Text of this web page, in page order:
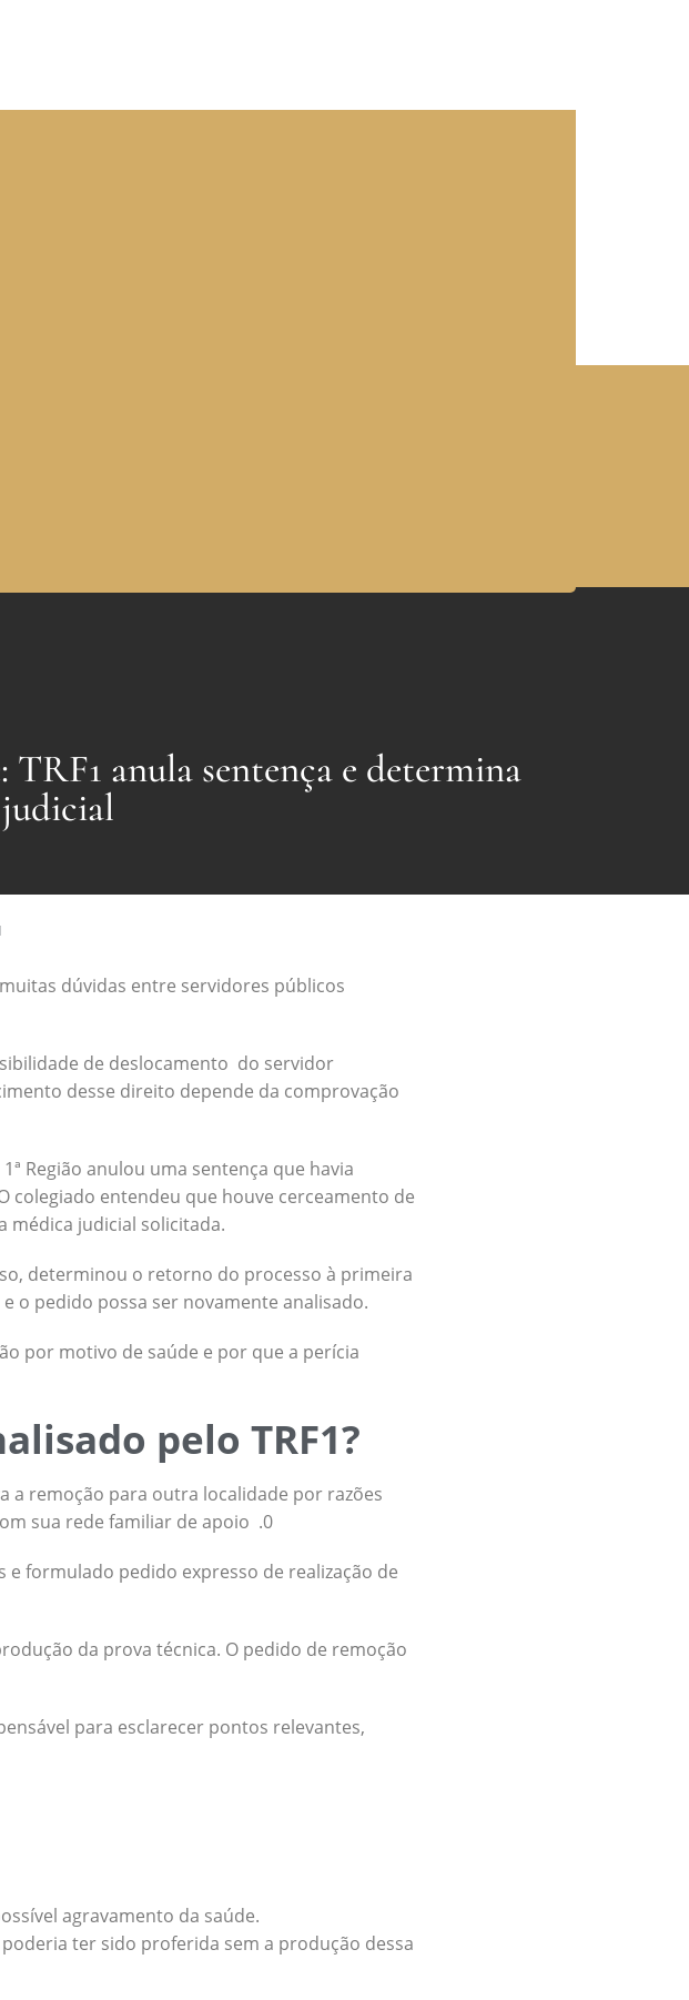
anula sentença e determina
dúvidas entre servidores públicos
de deslocamento do servidor
desse direito depende da comprovação
Região anulou uma sentença que havia
entendeu que houve cerceamento de
médica judicial solicitada.
determinou o retorno do processo à primeira
o pedido possa ser novamente analisado.
por motivo de saúde e por que a perícia
pelo TRF1?
a remoção para outra localidade por razões
sua rede familiar de apoio .0
formulado pedido expresso de realização de
da prova técnica. O pedido de remoção
para esclarecer pontos relevantes,
agravamento da saúde.
ter sido proferida sem a produção dessa